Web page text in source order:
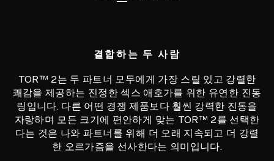
결합하는 두 사람
TOR™ 2는 두 파트너 모두에게 가장 스릴 있고 강렬한
쾌감을 제공하는 진정한 섹스 애호가를 위한 유연한 진동
링입니다. 다른 어떤 경쟁 제품보다 훨씬 강력한 진동을
자랑하며 모든 크기에 편안하게 맞는 TOR™ 2를 선택한
다는 것은 나와 파트너를 위해 더 오래 지속되고 더 강렬
한 오르가즘을 선사한다는 의미입니다.